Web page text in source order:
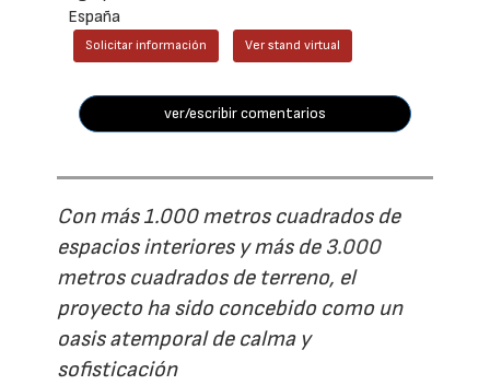
España
Solicitar información Ver stand virtual
ver/escribir comentarios
Con más 1.000 metros cuadrados de
espacios interiores y más de 3.000
metros cuadrados de terreno, el
proyecto ha sido concebido como un
oasis atemporal de calma y
sofisticación